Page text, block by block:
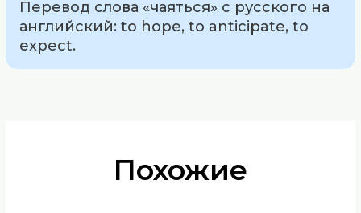
Перевод слова «чаяться» с русского на
английский: to hope, to anticipate, to
expect.
Похожие